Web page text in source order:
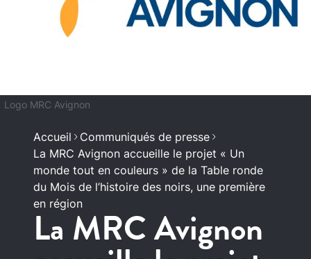
Logo MRC Avignon
Accueil
Communiqués de presse
La MRC Avignon accueille le projet « Un
monde tout en couleurs » de la Table ronde
du Mois de l’histoire des noirs, une première
en région
La MRC Avignon